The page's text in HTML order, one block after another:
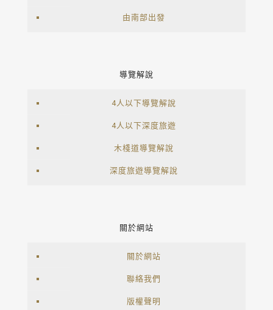
由南部出發
導覽解說
4人以下導覽解說
4人以下深度旅遊
木棧道導覽解說
深度旅遊導覽解說
關於網站
關於網站
聯絡我們
版權聲明